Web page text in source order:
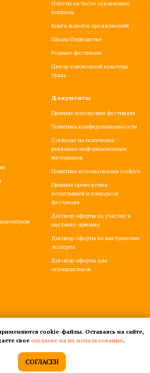
Ответы на часто задаваемые
вопросы
Книга жалоб и предложений
Школа Перволетье
Родные фестивали
Центр хороводной культуры
Урала
Документы
Правила посещения фестиваля
Политика конфиденциальности
Согласие на получение
рекламно-информационных
материалов
Политика использования cookies
Правила проведения
розыгрышей и конкурсов
фестиваля
Договор оферты на участие в
выставке-ярмарке
Договор оферты на выступление
эксперта
Договор оферты для
игропрактиков
cookie-файлы. Оставаясь на сайте,
свое согласие на их использование.
СОГЛАСЕН